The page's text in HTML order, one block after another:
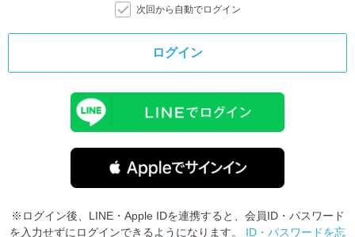
次回から自動でログイン
ログイン
※ログイン後、LINE・Apple IDを連携すると、会員ID・パスワード
を入力せずにログインできるようになります。 ID・パスワードを忘